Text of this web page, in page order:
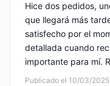
Publicado el 10/03/2025
Hice dos pedidos,
que llegará más
satisfecho por el
detallada cuando
importante para mí.